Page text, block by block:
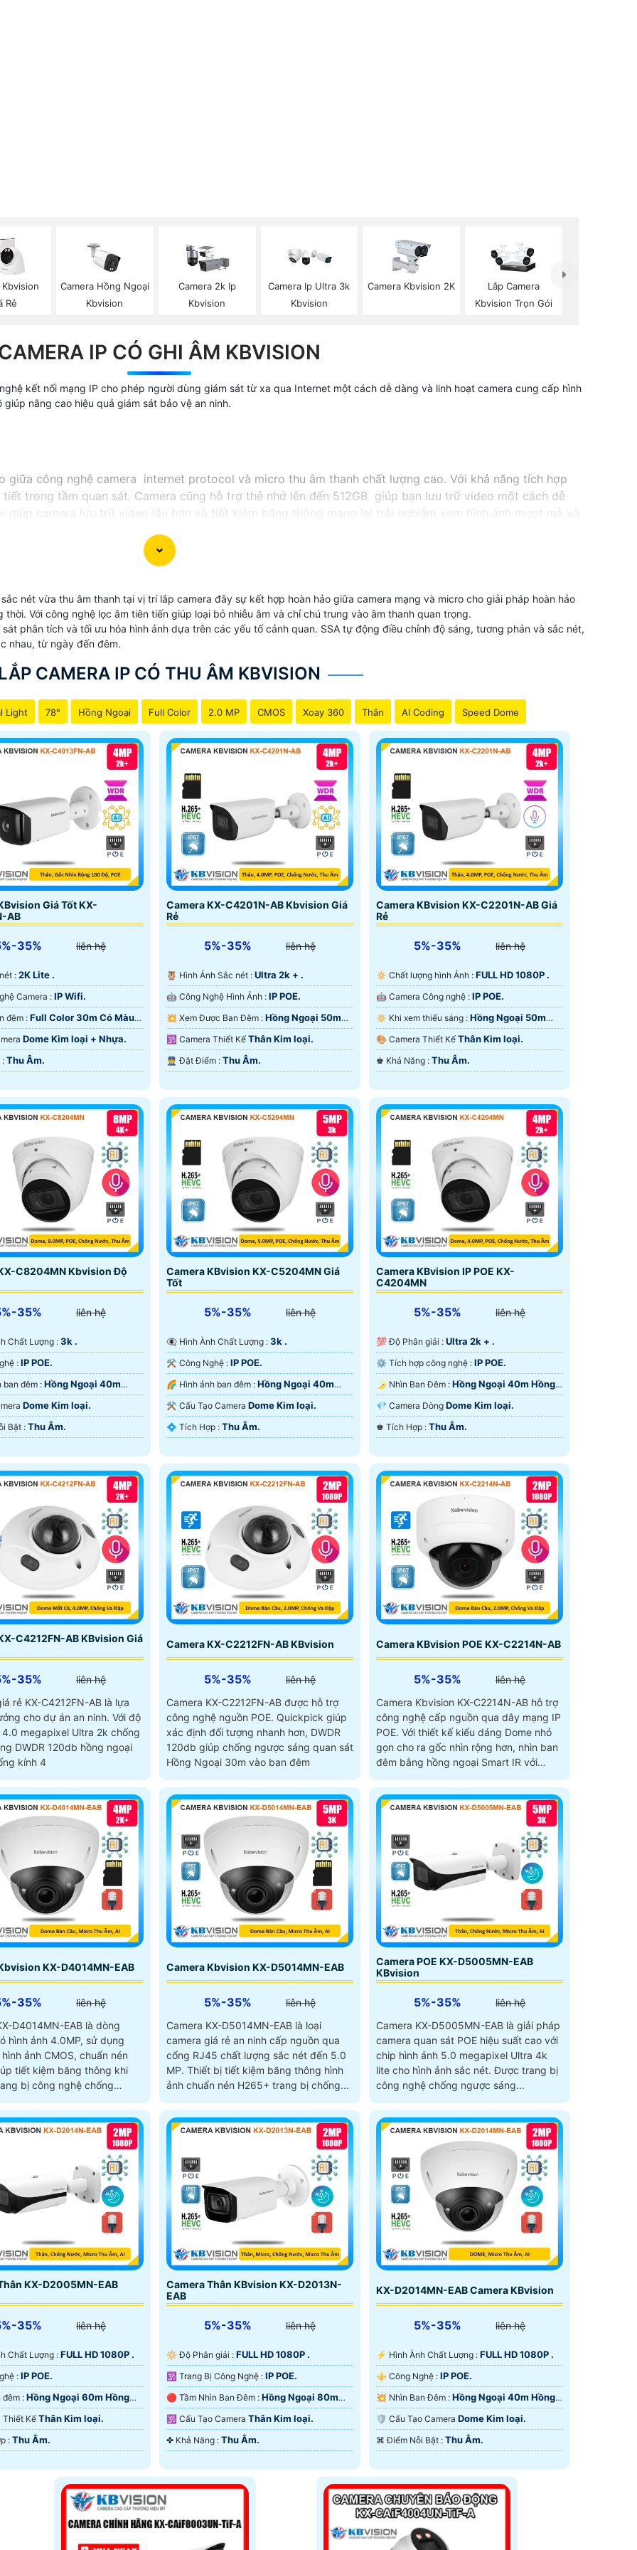
Rẻ
Camera Hồng Ngoại
Kbvision
Camera 2k Ip
Kbvision
Camera Ip Ultra 3k
Kbvision
Camera Kbvision 2K
Lắp Camera
Kbvision Trọn Gói
IP CÓ GHI ÂM KBVISION
kết nối mạng IP cho phép người dùng giám sát từ xa qua Internet một cách dễ dàng và linh hoạt camera cung cấp hình
nâng cao hiệu quả giám sát bảo vệ an ninh.
giữa công nghệ camera internet protocol và micro thu âm thanh chất lượng cao. Với khả năng tích hợp
trong tầm quan sát. Camera cũng hỗ trợ thẻ nhớ lên đến 512GB giúp bạn lưu trữ video một cách dễ
giúp camera lưu trữ video lâu hơn và tiết kiệm băng thông mang lại trải nghiệm xem hình ảnh mượt mà và
cho nhu cầu giám sát và ghi lại hình ảnh chất lượng.
nét vừa thu âm thanh tại vị trí lắp camera đây sự kết hợp hoàn hảo giữa camera mạng và micro cho giải pháp hoàn hảo
Với công nghệ lọc âm tiên tiến giúp loại bỏ nhiễu âm và chỉ chú trung vào âm thanh quan trọng.
phân tích và tối ưu hóa hình ảnh dựa trên các yếu tố cảnh quan. SSA tự động điều chỉnh độ sáng, tương phản và sắc nét,
nhau, từ ngày đến đêm.
CAMERA IP CÓ THU ÂM KBVISION
Light 78° Hồng Ngoại Full Color 2.0 MP CMOS Xoay 360 Thân AI Coding Speed Dome
Giá Tốt KX-
AB
35% liên hệ
nét : 2K Lite .
⚜️ Công Nghệ Camera : IP Wifi.
🔴 Xem ban đêm : Full Color 30m Có Màu
Dome Kim loại + Nhựa.
️✤ Ưu Điểm : Thu Âm.
Camera KX-C4201N-AB Kbvision Giá
Rẻ
5%-35% liên hệ
🦉 Hình Ảnh Sắc nét : Ultra 2k + .
🤖️ Công Nghệ Hình Ảnh : IP POE.
💥 Xem Được Ban Đêm : Hồng Ngoại 50m
Hồng Ngoại Smart IR.
🕉️ Camera Thiết Kế Thân Kim loại.
️👮 Đặt Điểm : Thu Âm.
Camera KBvision KX-C2201N-AB Giá
Rẻ
5%-35% liên hệ
🔅 Chất lượng hình Ảnh : FULL HD 1080P .
🤖️ Camera Công nghệ : IP POE.
🔅 Khi xem thiếu sáng : Hồng Ngoại 50m
Hồng Ngoại Smart IR.
🎨 Camera Thiết Kế Thân Kim loại.
️♚ Khả Năng : Thu Âm.
C8204MN Kbvision Độ
35% liên hệ
Chất Lượng :3k .
✳️ Công Nghệ : IP POE.
❈ Hình ảnh ban đêm : Hồng Ngoại 40m
Smart IR.
Dome Kim loại.
️🛃 Điểm Nỗi Bật : Thu Âm.
Camera KBvision KX-C5204MN Giá
Tốt
5%-35% liên hệ
👁️‍🗨 Hình Ành Chất Lượng : 3k .
⚒ Công Nghệ : IP POE.
🌈 Hình ảnh ban đêm : Hồng Ngoại 40m
Hồng Ngoại Smart IR.
⚒ Cấu Tạo Camera Dome Kim loại.
️💠 Tích Hợp : Thu Âm.
Camera KBvision IP POE KX-
C4204MN
5%-35% liên hệ
💯 Độ Phân giải : Ultra 2k + .
⚙ Tích hợp công nghệ : IP POE.
🌛 Nhìn Ban Đêm : Hồng Ngoại 40m Hồng
Ngoại Smart IR.
💎 Camera Dòng Dome Kim loại.
️♚ Tích Hợp : Thu Âm.
C4212FN-AB KBvision Giá
35%
liên hệ
rẻ KX-C4212FN-AB là lựa
cho dự án an ninh. Với độ
4.0 megapixel Ultra 2k chống
DWDR 120db hồng ngoại
kính 4
Camera KX-C2212FN-AB KBvision
5%-35%
liên hệ
Camera KX-C2212FN-AB được hỗ trợ
công nghệ nguồn POE. Quickpick giúp
xác định đối tượng nhanh hơn, DWDR
120db giúp chống ngược sáng quan sát
Hồng Ngoại 30m vào ban đêm
Camera KBvision POE KX-C2214N-AB
5%-35%
liên hệ
Camera Kbvision KX-C2214N-AB hỗ trợ
công nghệ cấp nguồn qua dây mạng IP
POE. Với thiết kế kiểu dáng Dome nhỏ
gọn cho ra gốc nhìn rộng hơn, nhìn ban
đêm bằng hồng ngoại Smart IR với
thêm micro giúp thu âm cùng với hình
ảnh
KX-D4014MN-EAB
35%
liên hệ
D4014MN-EAB là dòng
hình ảnh 4.0MP, sử dụng
ảnh CMOS, chuẩn nén
tiết kiệm băng thông khi
bị công nghệ chống
đến 4X, nhìn hồng ngoại ban
cách xa lên đến 40m
Camera Kbvision KX-D5014MN-EAB
5%-35%
liên hệ
Camera KX-D5014MN-EAB là loại
camera giá rẻ an ninh cấp nguồn qua
cổng RJ45 chất lượng sắc nét đến 5.0
MP. Thiết bị tiết kiệm băng thông hình
ảnh chuẩn nén H265+ trang bị chống...
Camera POE KX-D5005MN-EAB
KBvision
5%-35%
liên hệ
Camera KX-D5005MN-EAB là giải pháp
camera quan sát POE hiệu suất cao với
chip hình ảnh 5.0 megapixel Ultra 4k
lite cho hình ảnh sắc nét. Được trang bị
công nghệ chống ngược sáng...
KX-D2005MN-EAB
35% liên hệ
Chất Lượng :FULL HD 1080P .
🕉️ Công Nghệ : IP POE.
❃ Xem ban đêm : Hồng Ngoại 60m Hồng
IR.
Thiết KếThân Kim loại.
️📡 Tích Hợp : Thu Âm.
Camera Thân KBvision KX-D2013N-
EAB
5%-35% liên hệ
🔆 Độ Phân giải : FULL HD 1080P .
🕉️ Trang Bị Công Nghệ : IP POE.
🔴 Tầm Nhìn Ban Đêm : Hồng Ngoại 80m
Hồng Ngoại Smart IR.
🕉️ Cấu Tạo Camera Thân Kim loại.
️✤ Khả Năng : Thu Âm.
KX-D2014MN-EAB Camera KBvision
5%-35% liên hệ
️⚡ Hình Ành Chất Lượng : FULL HD 1080P .
⚜️ Công Nghệ : IP POE.
💥 Nhìn Ban Đêm : Hồng Ngoại 40m Hồng
Ngoại Smart IR.
🛡 Cấu Tạo Camera Dome Kim loại.
️⌘ Điểm Nỗi Bật : Thu Âm.